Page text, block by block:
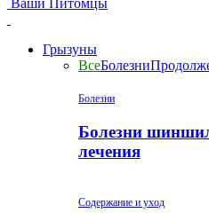
Ваши Питомцы
Грызуны
ВсеБолезни
Болезни
Болезни
лечения
Содержание и уход